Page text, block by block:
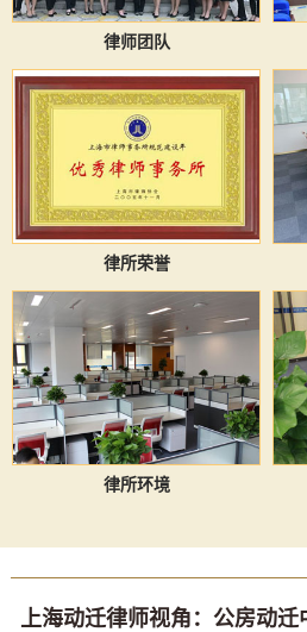
律师团队
律所荣誉
律所环境
上海动迁律师视角：公房动